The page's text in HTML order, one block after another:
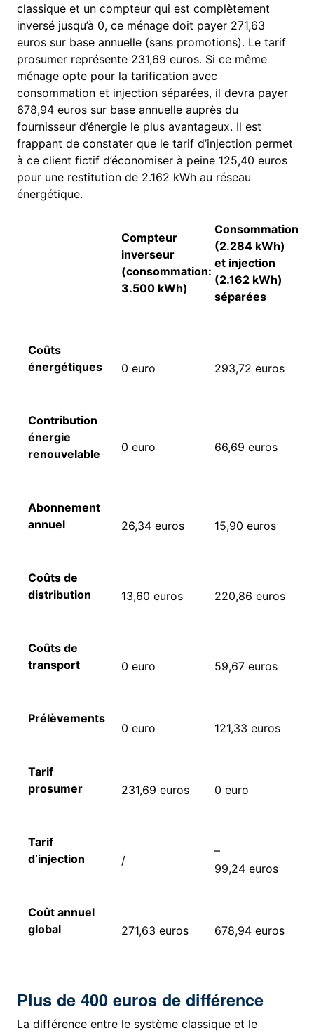
classique et un compteur qui est complètement
inversé jusqu’à 0, ce ménage doit payer 271,63
euros sur base annuelle (sans promotions). Le tarif
prosumer représente 231,69 euros. Si ce même
ménage opte pour la tarification avec
consommation et injection séparées, il devra payer
678,94 euros sur base annuelle auprès du
fournisseur d’énergie le plus avantageux. Il est
frappant de constater que le tarif d’injection permet
à ce client fictif d’économiser à peine 125,40 euros
pour une restitution de 2.162 kWh au réseau
énergétique.
Compteur
inverseur
(consommation:
3.500 kWh)
Consommation
(2.284 kWh)
et injection
(2.162 kWh)
séparées
Coûts
énergétiques
0 euro 293,72 euros
Contribution
énergie
renouvelable
0 euro 66,69 euros
Abonnement
annuel
26,34 euros 15,90 euros
Coûts de
distribution
13,60 euros 220,86 euros
Coûts de
transport
0 euro 59,67 euros
Prélèvements
0 euro 121,33 euros
Tarif
prosumer
231,69 euros 0 euro
Tarif
d’injection
/
–
99,24 euros
Coût annuel
global
271,63 euros 678,94 euros
Plus de 400 euros de différence
La différence entre le système classique et le